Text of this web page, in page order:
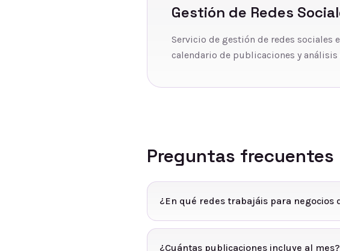
Gestión de Redes
Servicio de gestión de redes
calendario de publicaciones y
Preguntas frecuentes
¿En qué redes trabajáis para negocios
¿Cuántas publicaciones incluye al mes?